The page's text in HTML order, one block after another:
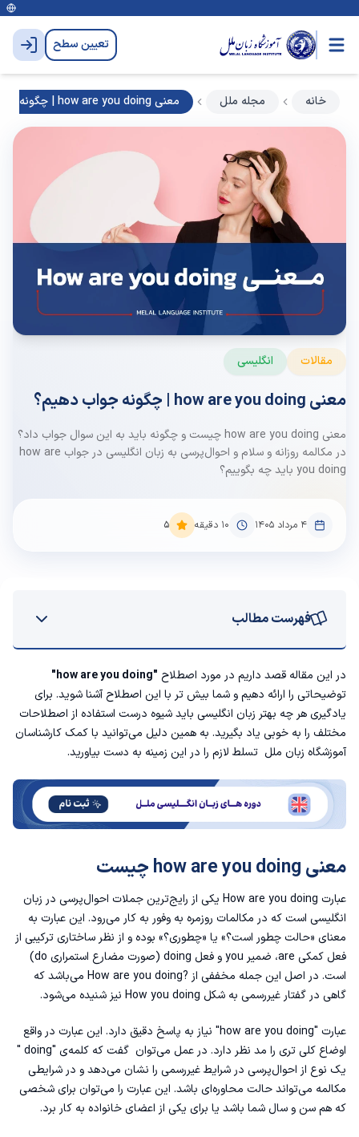
تعیین سطح
خانه مجله ملل معنی how are you doing | چگونه جواب دهیم؟
مقالات انگلیسی
معنی how are you doing | چگونه جواب دهیم؟
معنی how are you doing چیست و چگونه باید به این سوال جواب داد؟
در مکالمه روزانه و سلام و احوال‌پرسی به زبان انگلیسی در جواب how are
you doing باید چه بگوییم؟
۴ مرداد ۱۴۰۵ 10 دقیقه 5
فهرست مطالب
معنی how are you doing چیست
چگونه از این سوال استفاده کنیم؟
کاربرد رسمی یا غیررسمی؟
معنی how are you doing today
تفاوت How are you doing با How are you
در جواب How are you doing چه بگوییم؟
جایگزین های How are you doing
نمونه مکالمات واقعی
در این مقاله قصد داریم در مورد اصطلاح "how are you doing"
توضیحاتی را ارائه دهیم و شما بیش تر با این اصطلاح آشنا شوید‌. برای
یادگیری هر چه بهتر زبان انگلیسی باید شیوه درست استفاده از اصطلاحات
مختلف را به خوبی یاد بگیرید. به همین دلیل می‌توانید با کمک کارشناسان
آموزشگاه زبان ملل تسلط لازم را در این زمینه به دست بیاورید.
معنی how are you doing چیست
عبارت How are you doing یکی از رایج‌ترین جملات احوال‌پرسی در زبان
انگلیسی است که در مکالمات روزمره به وفور به کار می‌رود. این عبارت به
معنای «حالت چطور است؟» یا «چطوری؟» بوده و از نظر ساختاری ترکیبی از
فعل کمکی are، ضمیر you و فعل doing (صورت مضارع استمراری do)
است. در اصل این جمله مخففی از ?How are you doing می‌باشد که
گاهی در گفتار غیررسمی به شکل How you doing نیز شنیده می‌شود.
عبارت "how are you doing" نیاز به پاسخ دقیق دارد. این عبارت در واقع
اوضاع کلی تری را مد نظر دارد. در عمل می‌توان گفت که کلمه‌ی "doing "
یک نوع از احوال‌پرسی در شرایط غیررسمی را نشان می‌دهد و در شرایطی
مکالمه می‌تواند حالت محاوره‌ای باشد. این عبارت را می‌توان برای شخصی
که هم‌ سن و سال شما باشد یا برای یکی از اعضای خانواده به کار برد.